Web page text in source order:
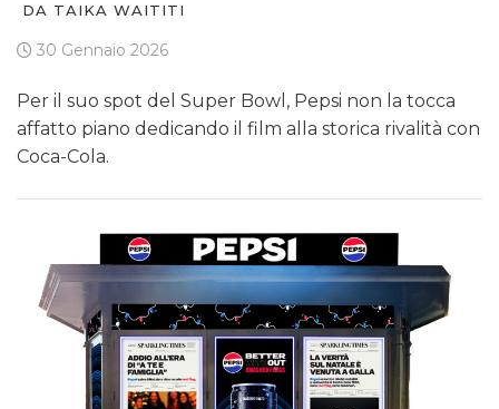
DA TAIKA WAITITI
30 Gennaio 2026
Per il suo spot del Super Bowl, Pepsi non la tocca
affatto piano dedicando il film alla storica rivalità con
Coca-Cola.